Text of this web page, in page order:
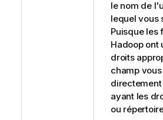
le nom de
lequel vous
Puisque les
Hadoop ont
droits
champ
ayant les
ou